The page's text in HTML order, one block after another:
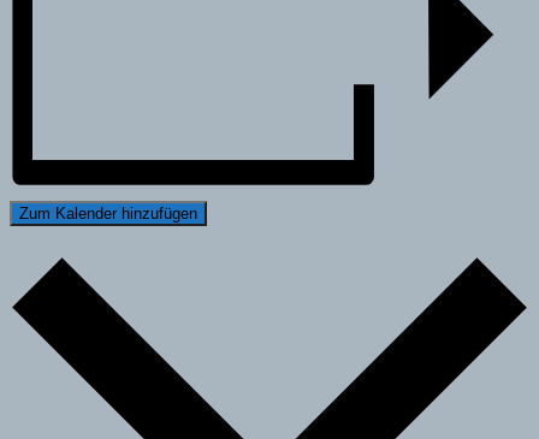
Zum Kalender hinzufügen